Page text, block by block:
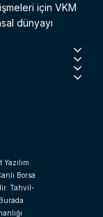
için VKM
dünyayı
Borsa
Tahvil-